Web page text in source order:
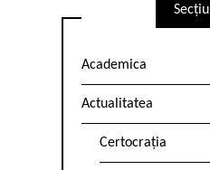
Academica
Actualitatea
Certocrația